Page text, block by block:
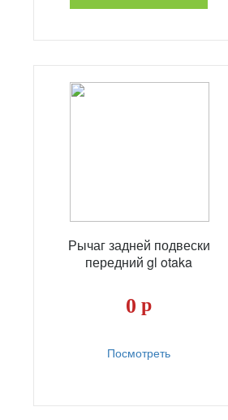
Рычаг задней подвески
передний gl otaka
0 р
Посмотреть